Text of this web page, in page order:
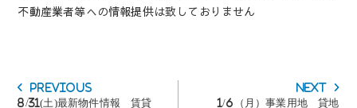
不動産業者等への情報提供は致しておりません
投
稿
PreviousPrevious
post:
8/31(土)最新物件情報 賃貸
Next
post:1/6（月）事業用地 貸地